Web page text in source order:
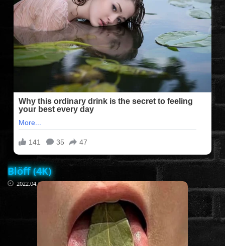
FILMEK (2025-ÖS)
FILMEK (2024-ES)
FILMEK (2023-AS)
FILMEK (2022-ES)
FELIRATOS FILMEK
AKCIÓ
Blöff (4K)
2022.04.20